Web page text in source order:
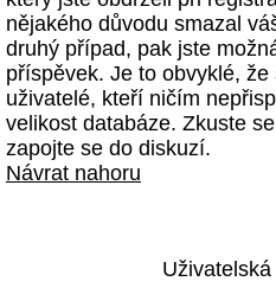
nějakého důvodu smazal
druhý případ, pak jste
příspěvek. Je to obvyklé,
uživatelé, kteří ničím
velikost databáze. Zkuste
zapojte se do diskuzí.
Návrat nahoru